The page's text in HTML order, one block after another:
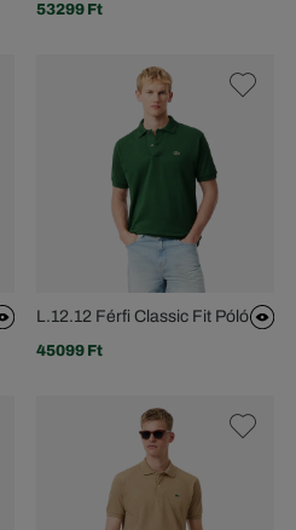
53299 Ft
L.12.12 Férfi Classic Fit Póló
45099 Ft